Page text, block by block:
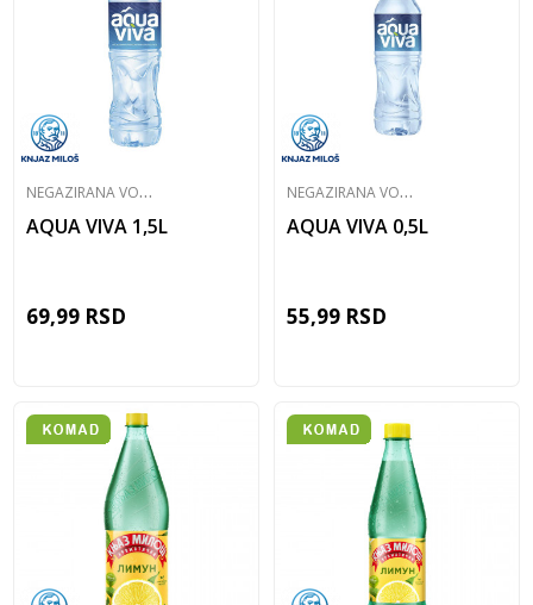
N
EGAZIRANA VODA
AQUA VIVA 1,5L
69,99 RSD
N
EGAZIRANA VODA
AQUA VIVA 0,5L
55,99 RSD